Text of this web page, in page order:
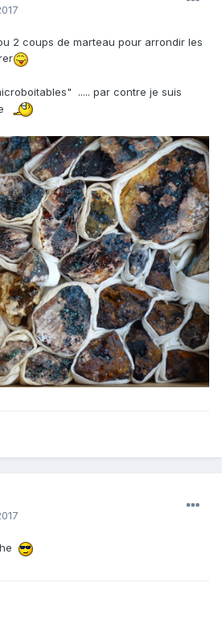
2 coups de marteau pour arrondir les
..... par contre je suis